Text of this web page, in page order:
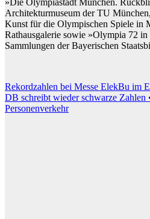
»Die Olympiastadt München.
Architekturmuseum der TU
Kunst für die Olympischen Spiele in
Rathausgalerie sowie »Olympia 72
Sammlungen der Bayerischen
Beitragsnavigation
Rekordzahlen bei Messe ElekBu im
DB schreibt wieder schwarze Zahlen
Personenverkehr